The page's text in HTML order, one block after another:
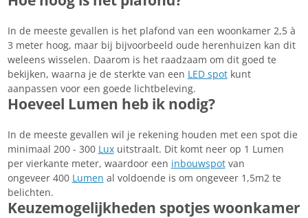
In de meeste gevallen is het plafond van een woonkamer 2,5 à
3 meter hoog, maar bij bijvoorbeeld oude herenhuizen kan dit
weleens wisselen. Daarom is het raadzaam om dit goed te
bekijken, waarna je de sterkte van een LED spotkunt
aanpassen voor een goede lichtbeleving.
Hoeveel Lumen heb ik nodig?
In de meeste gevallen wil je rekening houden met een spot die
minimaal 200 - 300 Luxuitstraalt. Dit komt neer op 1 Lumen
per vierkante meter, waardoor een inbouwspotvan
ongeveer 400 Lumen al voldoende is om ongeveer 1,5m2 te
belichten.
Keuzemogelijkheden spotjes woonkamer